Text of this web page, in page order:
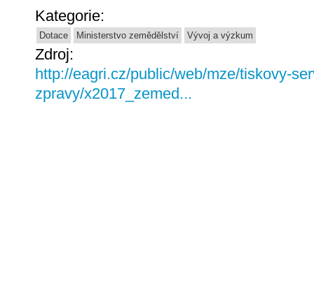
Kategorie:
Dotace Ministerstvo zemědělství Vývoj a výzkum
Zdroj:
http://eagri.cz/public/web/mze/tiskovy-
zpravy/x2017_zemed...